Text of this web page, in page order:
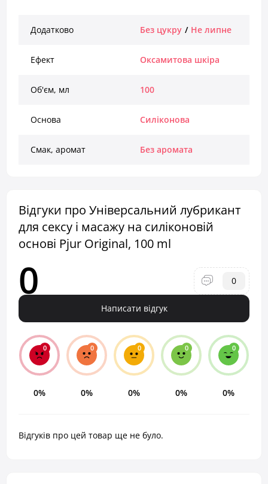
Додатково Без цукру / Не липне
Ефект Оксамитова шкіра
Об'єм, мл 100
Основа Силіконова
Смак, аромат Без аромата
Відгуки про Універсальний лубрикант
для сексу і масажу на силіконовій
основі Pjur Original, 100 ml
0 0
Написати відгук
0
0%
0
0%
0
0%
0
0%
0
0%
Відгуків про цей товар ще не було.